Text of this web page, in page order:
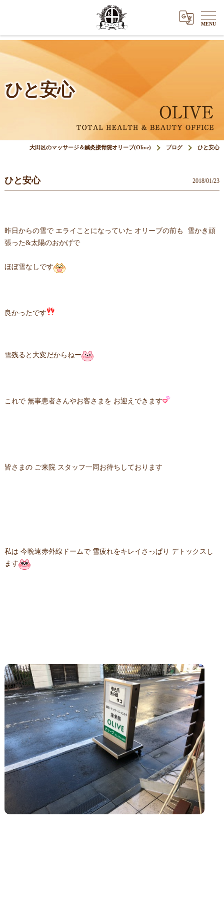
ひと安心
大田区のマッサージ＆鍼灸接骨院オリーブ(Olive) ブログ ひと安心
ひと安心 2018/01/23
昨日からの雪で エライことになっていた オリーブの前も 雪かき頑
張った&太陽のおかげで
ほぼ雪なしです
良かったです
雪残ると大変だからねー
これで 無事患者さんやお客さまを お迎えできます
皆さまの ご来院 スタッフ一同お待ちしております
私は 今晩遠赤外線ドームで 雪疲れをキレイさっぱり デトックスし
ます